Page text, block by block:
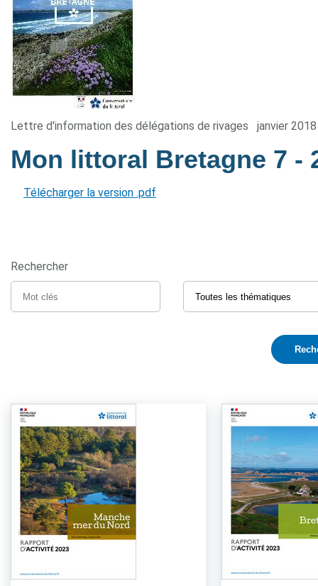
Lettre d'information des délégations de rivages janvier 2018
Mon littoral Bretagne 7 -
Télécharger la version .pdf
Rechercher